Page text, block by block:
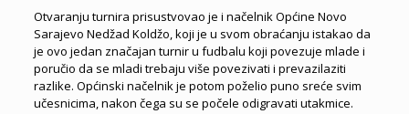
Otvaranju turnira prisustvovao je i načelnik Općine Novo
Sarajevo Nedžad Koldžo, koji je u svom obraćanju istakao da
je ovo jedan značajan turnir u fudbalu koji povezuje mlade i
poručio da se mladi trebaju više povezivati i prevazilaziti
razlike. Općinski načelnik je potom poželio puno sreće svim
učesnicima, nakon čega su se počele odigravati utakmice.